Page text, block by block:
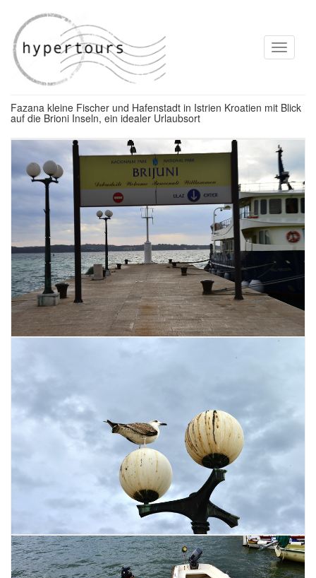
Toggle
Fazana kleine Fischer und Hafenstadt in Istrien Kroatien mit Blick
auf die Brioni Inseln, ein idealer Urlaubsort